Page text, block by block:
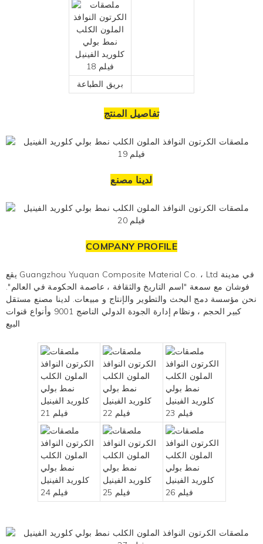
بريق الطباعة
تفاصيل المنتج
لدينا مصنع
COMPANY PROFILE
يقع Guangzhou Yuquan Composite Material Co. ، Ltd في مدينة
فوشان مع سمعة "اسم التاريخ والثقافة ، عاصمة الحكومة في العالم".
نحن مؤسسة دمج البحث والتطوير والإنتاج و مبيعات. لدينا مصنع مستقل
كبير الحجم ، ونظام إدارة الجودة الدولي الناضج 9001 وأنواع قنوات
البيع